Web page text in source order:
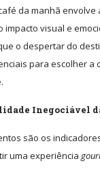
da manhã envolve
visual e
o despertar do
para escolher
Inegociável
são os
uma experiência